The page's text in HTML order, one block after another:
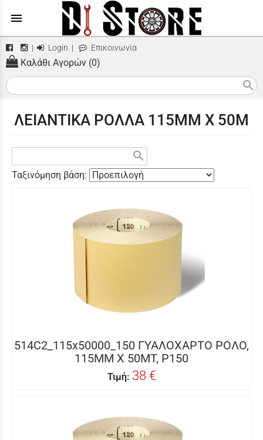
menu
| Login | Επικοινωνία
Καλάθι Αγορών (0)
search
ΛΕΙΑΝΤΙΚΑ ΡΟΛΛΑ 115ΜΜ X 50M
search
Ταξινόμηση βάση:
514C2_115x50000_150 ΓΥΑΛΟΧΑΡΤΟ ΡΟΛΟ,
115MM X 50MΤ, P150
Τιμή: 38 €